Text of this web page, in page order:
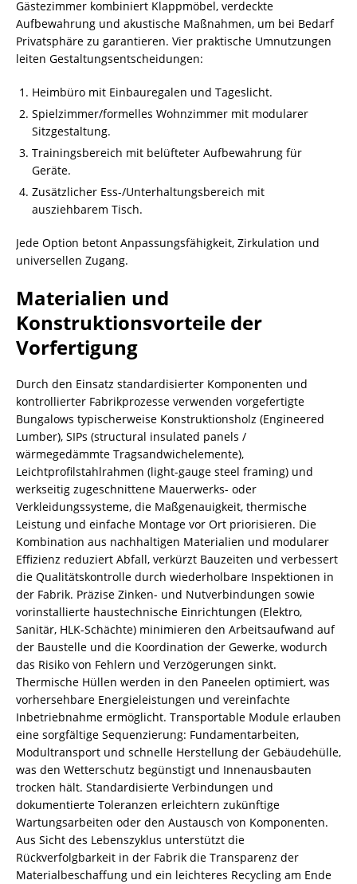
Gästezimmer kombiniert Klappmöbel, verdeckte
Aufbewahrung und akustische Maßnahmen, um bei Bedarf
Privatsphäre zu garantieren. Vier praktische Umnutzungen
leiten Gestaltungsentscheidungen:
Heimbüro mit Einbauregalen und Tageslicht.
Spielzimmer/formelles Wohnzimmer mit modularer
Sitzgestaltung.
Trainingsbereich mit belüfteter Aufbewahrung für
Geräte.
Zusätzlicher Ess-/Unterhaltungsbereich mit
ausziehbarem Tisch.
Jede Option betont Anpassungsfähigkeit, Zirkulation und
universellen Zugang.
Materialien und
Konstruktionsvorteile der
Vorfertigung
Durch den Einsatz standardisierter Komponenten und
kontrollierter Fabrikprozesse verwenden vorgefertigte
Bungalows typischerweise Konstruktionsholz (Engineered
Lumber), SIPs (structural insulated panels /
wärmegedämmte Tragsandwichelemente),
Leichtprofilstahlrahmen (light-gauge steel framing) und
werkseitig zugeschnittene Mauerwerks- oder
Verkleidungssysteme, die Maßgenauigkeit, thermische
Leistung und einfache Montage vor Ort priorisieren. Die
Kombination aus nachhaltigen Materialien und modularer
Effizienz reduziert Abfall, verkürzt Bauzeiten und verbessert
die Qualitätskontrolle durch wiederholbare Inspektionen in
der Fabrik. Präzise Zinken- und Nutverbindungen sowie
vorinstallierte haustechnische Einrichtungen (Elektro,
Sanitär, HLK-Schächte) minimieren den Arbeitsaufwand auf
der Baustelle und die Koordination der Gewerke, wodurch
das Risiko von Fehlern und Verzögerungen sinkt.
Thermische Hüllen werden in den Paneelen optimiert, was
vorhersehbare Energieleistungen und vereinfachte
Inbetriebnahme ermöglicht. Transportable Module erlauben
eine sorgfältige Sequenzierung: Fundamentarbeiten,
Modultransport und schnelle Herstellung der Gebäudehülle,
was den Wetterschutz begünstigt und Innenausbauten
trocken hält. Standardisierte Verbindungen und
dokumentierte Toleranzen erleichtern zukünftige
Wartungsarbeiten oder den Austausch von Komponenten.
Aus Sicht des Lebenszyklus unterstützt die
Rückverfolgbarkeit in der Fabrik die Transparenz der
Materialbeschaffung und ein leichteres Recycling am Ende